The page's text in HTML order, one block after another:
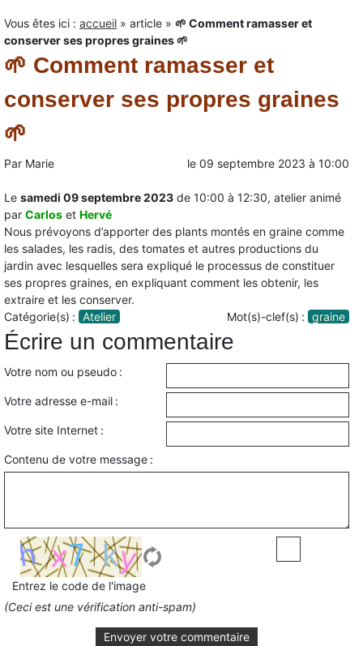
Vous êtes ici : accueil » article » 🌱 Comment ramasser et
conserver ses propres graines 🌱
🌱 Comment ramasser et
conserver ses propres graines
🌱
Par Marie le 09 septembre 2023 à 10:00
Le samedi 09 septembre 2023 de 10:00 à 12:30, atelier animé
par Carlos et Hervé
Nous prévoyons d’apporter des plants montés en graine comme
les salades, les radis, des tomates et autres productions du
jardin avec lesquelles sera expliqué le processus de constituer
ses propres graines, en expliquant comment les obtenir, les
extraire et les conserver.
Catégorie(s) : Atelier Mot(s)-clef(s) : graine
Écrire un commentaire
Votre nom ou pseudo :
Votre adresse e-mail :
Votre site Internet :
Contenu de votre message :
Entrez le code de l'image
(Ceci est une vérification anti-spam)
Envoyer votre commentaire